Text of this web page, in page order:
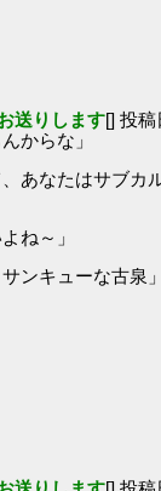
送りします[] 投稿
からな」
あなたはサブカ
ね～」
ンキューな古泉」